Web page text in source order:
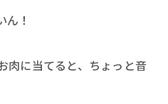
ん！
肉に当てると、ちょっと音